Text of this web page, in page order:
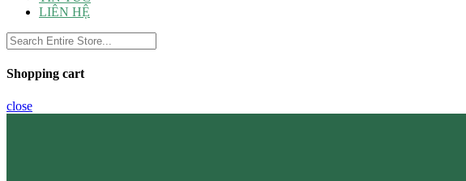
LIÊN HỆ
Shopping cart
close